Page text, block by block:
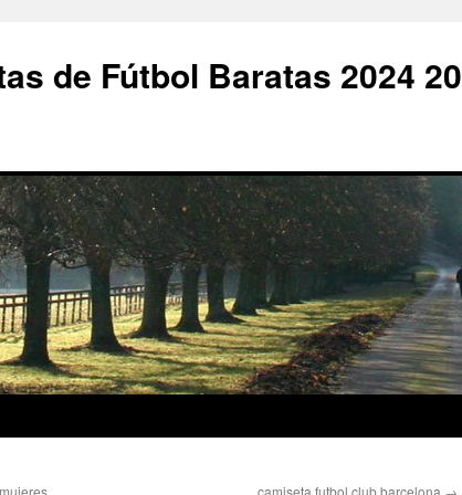
de Fútbol Baratas 2024
camiseta futbol club barcelona →